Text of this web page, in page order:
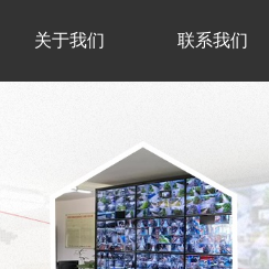
关于我们 联系我们